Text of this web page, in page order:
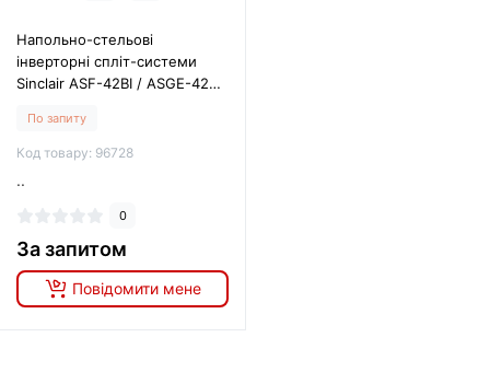
Напольно-стельові
інверторні спліт-системи
Sinclair ASF-42BI / ASGE-42BI-
По запиту
Код товару: 96728
..
0
За запитом
Повідомити мене